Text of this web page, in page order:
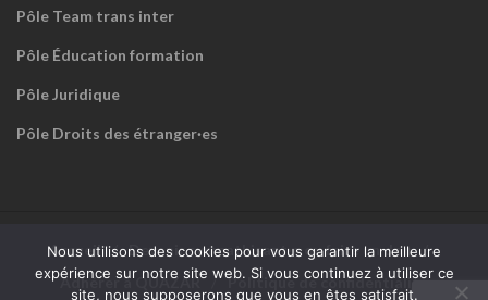
Pôle Team trans inter
Pôle Éducation formation
Pôle Juridique
Pôle Droits des étranger·es
Accueil
Devenir sympathisant·e ou faire un don
Adhérer à QUAZAR
Politique de confidentialité
Nous utilisons des cookies pour vous garantir la meilleure
expérience sur notre site web. Si vous continuez à utiliser ce
site, nous supposerons que vous en êtes satisfait.